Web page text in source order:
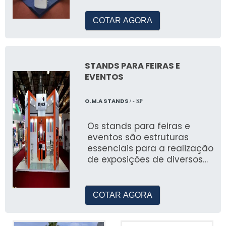
participação em congressos seja um sucesso
absoluto.
ESTANDES CONSTRUÍDOS
COM EXCELÊNCIA
Unindo Funcionalidade e Estética
Em cada projeto, unimos funcionalidade e
estética para criar estandes que não só
atendem às necessidades práticas, mas
também encantam visualmente.
Cenografia que Engaja e Deixa
Marca Duradoura
COTAR AGORA
STANDS PARA FEIRAS E
EVENTOS
O.M.A STANDS / - SP
Os stands para feiras e
eventos são estruturas
essenciais para a realização
de exposições de diversos
COTAR AGORA